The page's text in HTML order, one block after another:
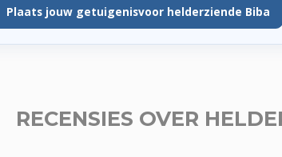
Plaats jouw getuigenisvoor helderziende Biba
RECENSIES OVER